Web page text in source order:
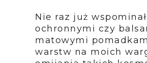
Nie raz już
ochronnymi czy
matowymi
warstw na moich